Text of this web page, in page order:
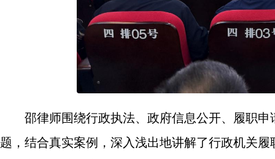
邵律师围绕行政执法、政府信息公开、履职
题，结合真实案例，深入浅出地讲解了行政机关